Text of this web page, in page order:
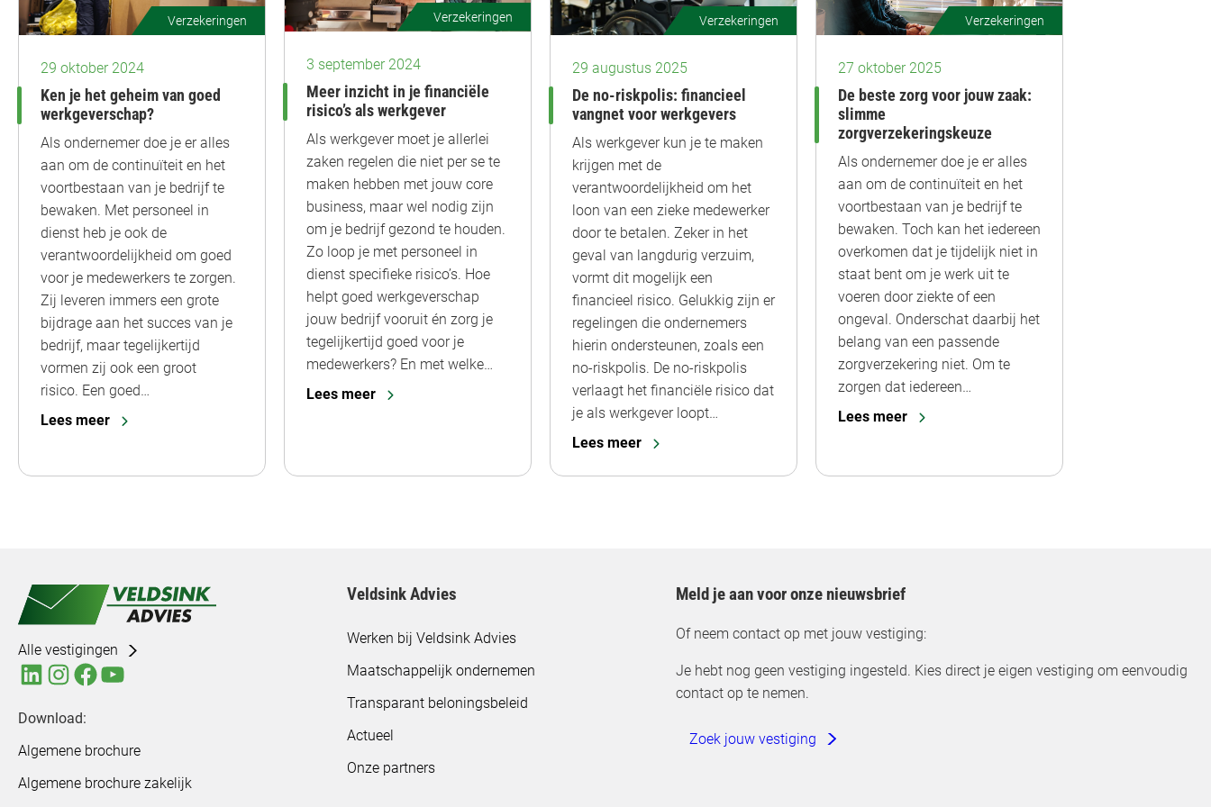
Verzekeringen
29 oktober 2024
Ken je het geheim van goed
werkgeverschap?
Als ondernemer doe je er alles
aan om de continuïteit en het
voortbestaan van je bedrijf te
bewaken. Met personeel in
dienst heb je ook de
verantwoordelijkheid om goed
voor je medewerkers te zorgen.
Zij leveren immers een grote
bijdrage aan het succes van je
bedrijf, maar tegelijkertijd
vormen zij ook een groot
risico. Een goed…
Lees meer
Verzekeringen
3 september 2024
Meer inzicht in je financiële
risico’s als werkgever
Als werkgever moet je allerlei
zaken regelen die niet per se te
maken hebben met jouw core
business, maar wel nodig zijn
om je bedrijf gezond te houden.
Zo loop je met personeel in
dienst specifieke risico’s. Hoe
helpt goed werkgeverschap
jouw bedrijf vooruit én zorg je
tegelijkertijd goed voor je
medewerkers? En met welke…
Lees meer
Verzekeringen
29 augustus 2025
De no-riskpolis: financieel
vangnet voor werkgevers
Als werkgever kun je te maken
krijgen met de
verantwoordelijkheid om het
loon van een zieke medewerker
door te betalen. Zeker in het
geval van langdurig verzuim,
vormt dit mogelijk een
financieel risico. Gelukkig zijn er
regelingen die ondernemers
hierin ondersteunen, zoals een
no-riskpolis. De no-riskpolis
verlaagt het financiële risico dat
je als werkgever loopt…
Lees meer
Verzekeringen
27 oktober 2025
De beste zorg voor jouw zaak:
slimme
zorgverzekeringskeuze
Als ondernemer doe je er alles
aan om de continuïteit en het
voortbestaan van je bedrijf te
bewaken. Toch kan het iedereen
overkomen dat je tijdelijk niet in
staat bent om je werk uit te
voeren door ziekte of een
ongeval. Onderschat daarbij het
belang van een passende
zorgverzekering niet. Om te
zorgen dat iedereen…
Lees meer
Alle vestigingen
Download:
Algemene brochure
Algemene brochure zakelijk
Veldsink Advies
Werken bij Veldsink Advies
Maatschappelijk ondernemen
Transparant beloningsbeleid
Actueel
Onze partners
Meld je aan voor onze nieuwsbrief
Of neem contact op met jouw vestiging:
Je hebt nog geen vestiging ingesteld. Kies direct je eigen vestiging om eenvoudig
contact op te nemen.
Zoek jouw vestiging